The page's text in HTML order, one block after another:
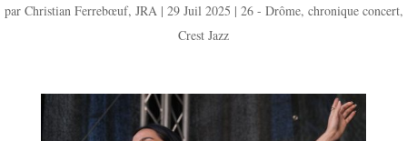
par Christian Ferrebœuf, JRA | 29 Juil 2025 | 26 - Drôme, chronique concert,
Crest Jazz